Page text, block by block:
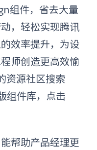
组件，省去大量
，轻松实现腾讯
效率提升，为设
师创造更高效愉
资源社区搜索
件库， 点击
帮助产品经理更